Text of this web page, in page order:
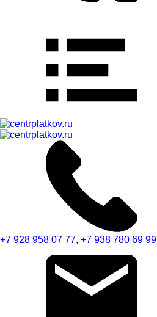
+7 928 958 07 77, +7 938 780 69 99